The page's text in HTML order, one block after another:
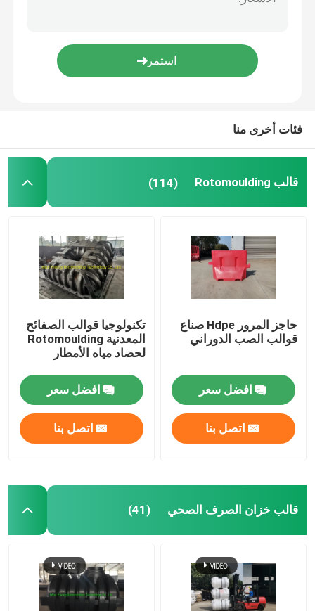
آلة صب الدوران الدائري
آلة تحبيب إعادة تدوير البلاستيك
كسارة نفايات البلاستيك
تقطيع نفايات البلاستيك
منتجات روتو المقولبة
المعدات المساعدة
حقيبة سفر مقاومة للماء
ألواح الصلب المدرفلة على البارد
فئات أخرى منا
قالب Rotomoulding (114)
حاجز المرور Hdpe صناع
قوالب الصب الدوراني
افضل سعر
اتصل بنا
تكنولوجيا قوالب الصفائح
المعدنية Rotomoulding
لحصاد مياه الأمطار
افضل سعر
اتصل بنا
قالب خزان الصرف الصحي (41)